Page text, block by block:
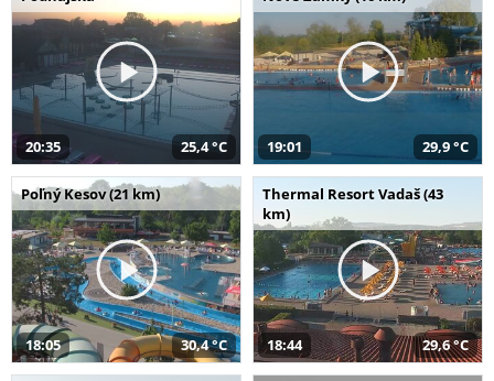
20:35 25,4 °C 19:01 29,9 °C
Poľný Kesov (21 km)
18:05 30,4 °C
Thermal Resort Vadaš (43
km)
18:44 29,6 °C